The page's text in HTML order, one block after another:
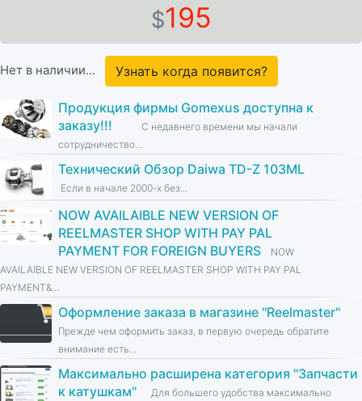
$195
Нет в наличии... Узнать когда появится?
Продукция фирмы Gomexus доступна к
заказу!!!
С недавнего времени мы начали
сотрудничество...
Технический Обзор Daiwa TD-Z 103ML
Если в начале 2000-х без...
NOW AVAILAIBLE NEW VERSION OF
REELMASTER SHOP WITH PAY PAL
PAYMENT FOR FOREIGN BUYERS
NOW
AVAILAIBLE NEW VERSION OF REELMASTER SHOP WITH PAY PAL
PAYMENT&...
Оформление заказа в магазине ''Reelmaster''
Прежде чем оформить заказ, в первую очередь обратите
внимание есть...
Максимально расширена категория ''Запчасти
к катушкам''
Для большего удобства максимально